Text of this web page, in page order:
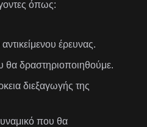
όπως:
έρευνας.
θα δραστηριοποιηθούμε.
διεξαγωγής της
που θα